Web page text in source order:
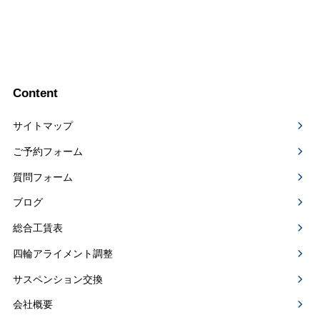
Content
サイトマップ
ご予約フォーム
質問フォーム
ブログ
総合工賃表
四輪アライメント調整
サスペンション交換
会社概要